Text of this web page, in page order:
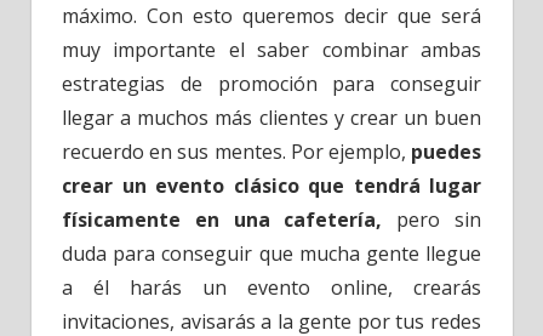
máximo. Con esto queremos decir que será
muy importante el saber combinar ambas
estrategias de promoción para conseguir
llegar a muchos más clientes y crear un buen
recuerdo en sus mentes. Por ejemplo, puedes
crear un evento clásico que tendrá lugar
físicamente en una cafetería, pero sin
duda para conseguir que mucha gente llegue
a él harás un evento online, crearás
invitaciones, avisarás a la gente por tus redes